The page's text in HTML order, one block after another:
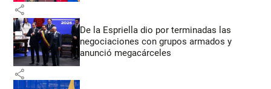
share
De la Espriella dio por terminadas las
negociaciones con grupos armados y
anunció megacárceles
share